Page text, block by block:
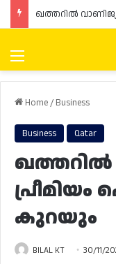
Menu
Home/ Business
Business Qatar
പ്രീമിയം
കുറയും
BILAL KT 30/11/